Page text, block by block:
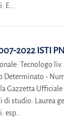
E...
2022 ISTI
Tecnologo liv.
Determinato -
Gazzetta Ufficiale
di studio: Laurea
esp...